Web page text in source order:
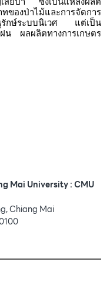
ของป่าไม้และการจัดการ
นุรักษ์ระบบนิเวศ แต่เป็น
น ผลผลิตทางการเกษตร
Mai University : CMU
Chiang Mai